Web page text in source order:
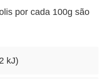
por cada 100g são
kJ)